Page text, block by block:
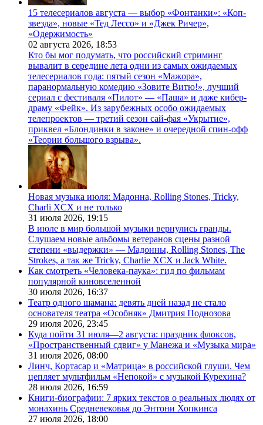
15 телесериалов августа — выбор «Фонтанки»: «Коп-
звезда», новые «Тед Лессо» и «Джек Ричер»,
«Одержимость»
02 августа 2026, 18:53
Кто бы мог подумать, что российский стриминг
вывалит в середине лета одни из самых ожидаемых
телесериалов года: пятый сезон «Мажора»,
паранормальную комедию «Зовите Витю!», лучший
сериал с фестиваля «Пилот» — «Паша» и даже кибер-
драму «Фейк». Из зарубежных особо ожидаемых
телепроектов — третий сезон сай-фая «Укрытие»,
приквел «Блондинки в законе» и очередной спин-офф
«Теории большого взрыва».
Новая музыка июля: Мадонна, Rolling Stones, Tricky,
Charli XCX и не только
31 июля 2026, 19:15
В июле в мир большой музыки вернулись гранды.
Слушаем новые альбомы ветеранов сцены разной
степени «выдержки» — Мадонны, Rolling Stones, The
Strokes, а так же Tricky, Charlie XCX и Jack White.
Как смотреть «Человека-паука»: гид по фильмам
популярной киновселенной
30 июля 2026, 16:37
Театр одного шамана: девять дней назад не стало
основателя театра «Особняк» Дмитрия Поднозова
29 июля 2026, 23:45
Куда пойти 31 июля—2 августа: праздник флоксов,
«Пространственный сдвиг» у Манежа и «Музыка мира»
31 июля 2026, 08:00
Линч, Кортасар и «Матрица» в российской глуши. Чем
цепляет мультфильм «Непокой» с музыкой Курехина?
28 июля 2026, 16:59
Книги-биографии: 7 ярких текстов о реальных людях от
монахинь Средневековья до Энтони Хопкинса
27 июля 2026, 18:00